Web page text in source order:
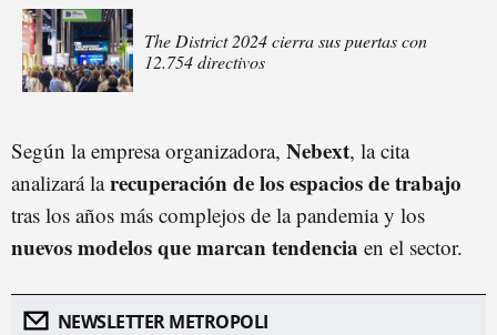
The District 2024 cierra sus puertas con
12.754 directivos
Según la empresa organizadora, Nebext, la cita
analizará larecuperación de los espacios de trabajo
tras los años más complejos de la pandemia y los
nuevos modelos que marcan tendencia en el sector.
NEWSLETTER METROPOLI